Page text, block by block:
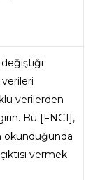
verilerden
Bu [FNC1],
okunduğunda
vermek